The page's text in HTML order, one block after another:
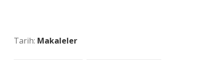
Tarih: Makaleler